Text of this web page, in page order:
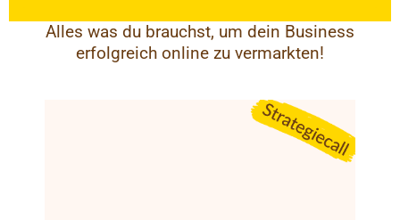
Alles was du brauchst, um dein Business
erfolgreich online zu vermarkten!